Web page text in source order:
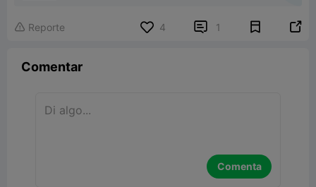
 Reporte 4  1 
Comentar
Comenta